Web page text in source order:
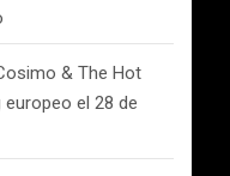
& The Hot
el 28 de